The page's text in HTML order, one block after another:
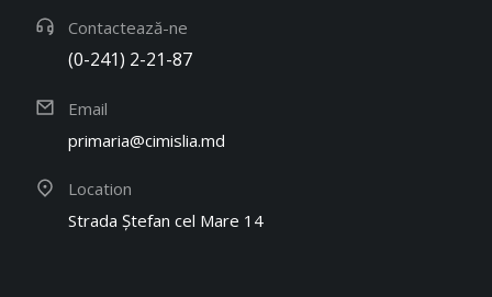
Contactează-ne
(0-241) 2-21-87
Email
primaria@cimislia.md
Location
Strada Ștefan cel Mare 14